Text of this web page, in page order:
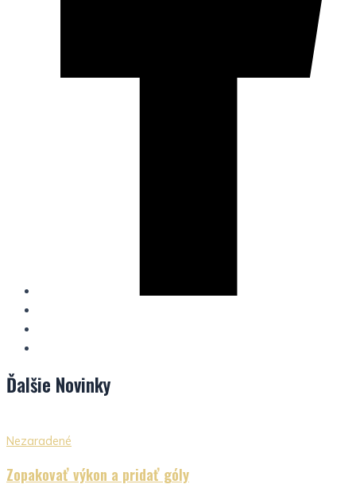
Ďalšie Novinky
Nezaradené
Zopakovať výkon a pridať góly